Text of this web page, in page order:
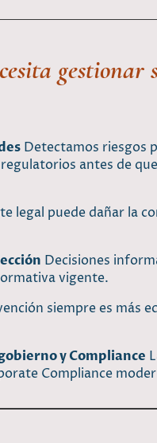
gestionar
Detectamos riesgos
antes de
legal puede dañar la
Decisiones
vigente.
siempre es más
y Compliance
Compliance